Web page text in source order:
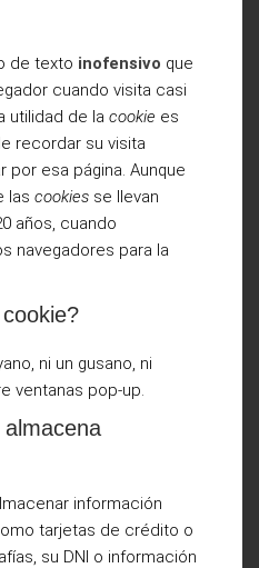
de texto inofensivo que
cuando visita casi
utilidad de la cookie es
recordar su visita
por esa página. Aunque
las cookies se llevan
años, cuando
navegadores para la
ni un gusano, ni
ventanas pop-up.
información
tarjetas de crédito o
su DNI o información